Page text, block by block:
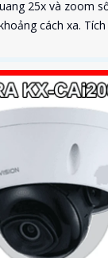
25x và zoom
cách xa.